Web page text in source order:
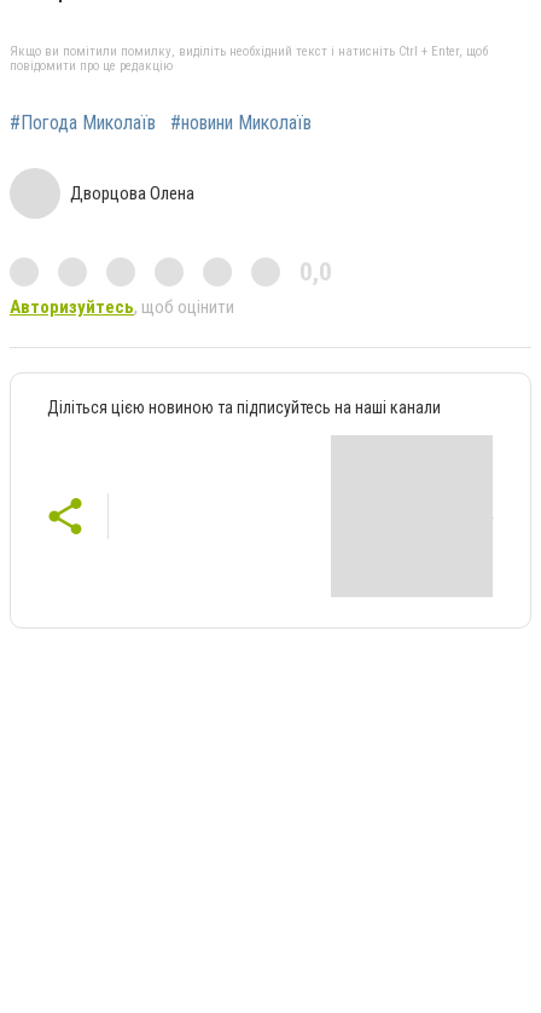
Якщо ви помітили помилку, виділіть необхідний текст і натисніть Ctrl + Enter, щоб
повідомити про це редакцію
#Погода Миколаїв #новини Миколаїв
Дворцова Олена
0,0
Авторизуйтесь, щоб оцінити
Діліться цією новиною та підписуйтесь на наші канали